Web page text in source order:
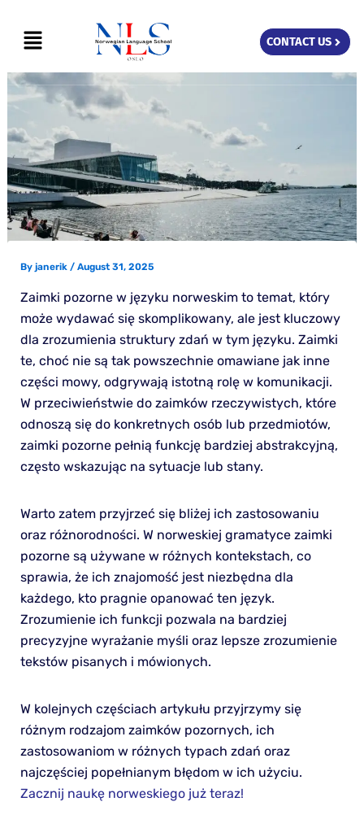
content
Menu CONTACT US
By janerik / August 31, 2025
Zaimki pozorne w języku norweskim to temat, który
może wydawać się skomplikowany, ale jest kluczowy
dla zrozumienia struktury zdań w tym języku. Zaimki
te, choć nie są tak powszechnie omawiane jak inne
części mowy, odgrywają istotną rolę w komunikacji.
W przeciwieństwie do zaimków rzeczywistych, które
odnoszą się do konkretnych osób lub przedmiotów,
zaimki pozorne pełnią funkcję bardziej abstrakcyjną,
często wskazując na sytuacje lub stany.
Warto zatem przyjrzeć się bliżej ich zastosowaniu
oraz różnorodności. W norweskiej gramatyce zaimki
pozorne są używane w różnych kontekstach, co
sprawia, że ich znajomość jest niezbędna dla
każdego, kto pragnie opanować ten język.
Zrozumienie ich funkcji pozwala na bardziej
precyzyjne wyrażanie myśli oraz lepsze zrozumienie
tekstów pisanych i mówionych.
W kolejnych częściach artykułu przyjrzymy się
różnym rodzajom zaimków pozornych, ich
zastosowaniom w różnych typach zdań oraz
najczęściej popełnianym błędom w ich użyciu.
Zacznij naukę norweskiego już teraz!